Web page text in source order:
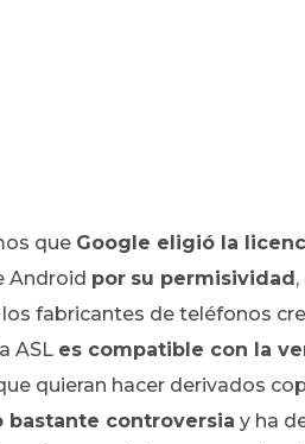
que Google eligió la
Android por su permisividad
fabricantes de teléfonos
ASL es compatible con la
quieran hacer derivados
bastante controversia y ha